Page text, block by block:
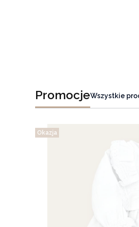
PromocjeWszystkie
Okazja